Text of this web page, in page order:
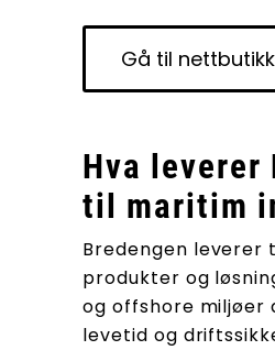
Gå til
Hva leverer
til maritim
Bredengen leverer
produkter og
og offshore miljøer
levetid og